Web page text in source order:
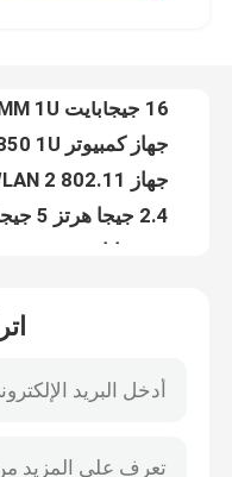
اتصل بنا
VR Show
خادم تخزين الرف